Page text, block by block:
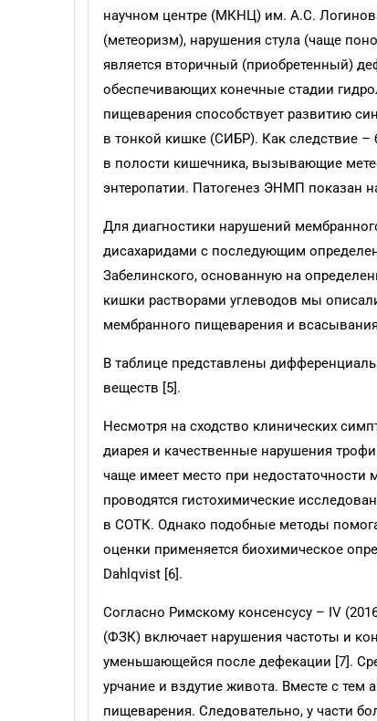
научном центре (МКНЦ) им. А.С.
(метеоризм), нарушения стула (чаще
является вторичный (приобретенный)
обеспечивающих конечные стадии
пищеварения способствует развитию
в тонкой кишке (СИБР). Как следствие
в полости кишечника, вызывающие
энтеропатии. Патогенез ЭНМП показан
Для диагностики нарушений
дисахаридами с последующим
Забелинского, основанную на
кишки растворами углеводов мы
мембранного пищеварения и
В таблице представлены
веществ [5].
Несмотря на сходство клинических
диарея и качественные нарушения
чаще имеет место при
проводятся гистохимические
в СОТК. Однако подобные методы
оценки применяется биохимическое
Dahlqvist [6].
Согласно Римскому консенсусу – IV
(ФЗК) включает нарушения частоты и
уменьшающейся после дефекации [7].
урчание и вздутие живота. Вместе с
пищеварения. Следовательно, у части